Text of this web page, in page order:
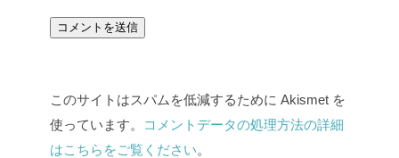
このサイトはスパムを低減するために Akismet を
使っています。
コメントデータの処理方法の詳細
はこちらをご覧ください。